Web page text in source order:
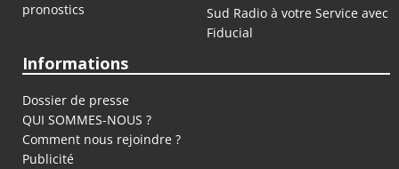
pronostics
Sud Radio à votre Service avec
Fiducial
Informations
Dossier de presse
QUI SOMMES-NOUS ?
Comment nous rejoindre ?
Publicité